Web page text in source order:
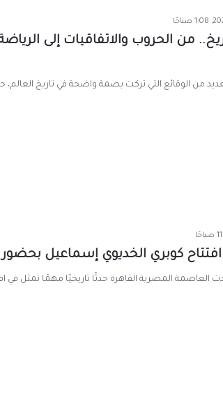
عبر التاريخ.. من الحروب والاتفاقيات إلى
كوبري الخديوي إسماعيل بحضور
اليوم من عام 1933، شهدت العاصمة المصرية القاهرة حدثًا تاريخيًا مهمًا